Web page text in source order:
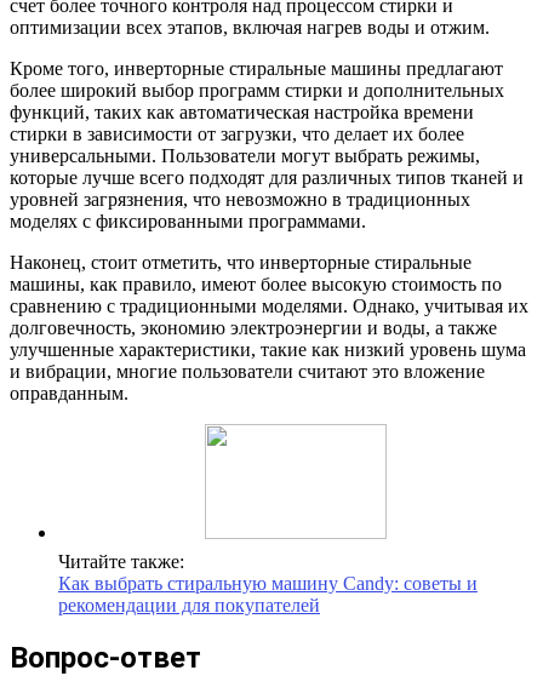
счет более точного контроля над процессом стирки и
оптимизации всех этапов, включая нагрев воды и отжим.
Кроме того, инверторные стиральные машины предлагают
более широкий выбор программ стирки и дополнительных
функций, таких как автоматическая настройка времени
стирки в зависимости от загрузки, что делает их более
универсальными. Пользователи могут выбрать режимы,
которые лучше всего подходят для различных типов тканей и
уровней загрязнения, что невозможно в традиционных
моделях с фиксированными программами.
Наконец, стоит отметить, что инверторные стиральные
машины, как правило, имеют более высокую стоимость по
сравнению с традиционными моделями. Однако, учитывая их
долговечность, экономию электроэнергии и воды, а также
улучшенные характеристики, такие как низкий уровень шума
и вибрации, многие пользователи считают это вложение
оправданным.
Читайте также:
Как выбрать стиральную машину Candy: советы и
рекомендации для покупателей
Вопрос-ответ